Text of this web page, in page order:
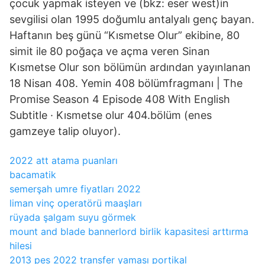
çocuk yapmak isteyen ve (bkz: eser west)in
sevgilisi olan 1995 doğumlu antalyalı genç bayan.
Haftanın beş günü “Kısmetse Olur” ekibine, 80
simit ile 80 poğaça ve açma veren Sinan
Kısmetse Olur son bölümün ardından yayınlanan
18 Nisan 408. Yemin 408 bölümfragmanı | The
Promise Season 4 Episode 408 With English
Subtitle · Kısmetse olur 404.bölüm (enes
gamzeye talip oluyor).
2022 att atama puanları
bacamatik
semerşah umre fiyatları 2022
liman vinç operatörü maaşları
rüyada şalgam suyu görmek
mount and blade bannerlord birlik kapasitesi arttırma
hilesi
2013 pes 2022 transfer yaması portikal